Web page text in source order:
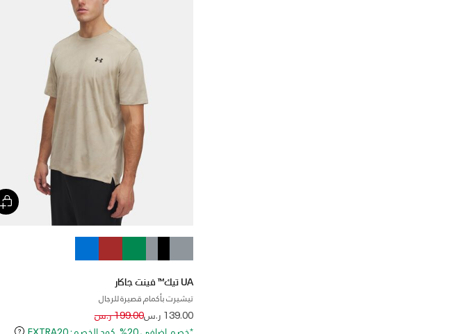
UA تيك™ فينت جاكار
تيشيرت بأكمام قصيرة للرجال
139.00 ر.سPrice reduced from
199.00 ر.سto
*خصم إضافي 20%. كود الخصم: EXTRA20